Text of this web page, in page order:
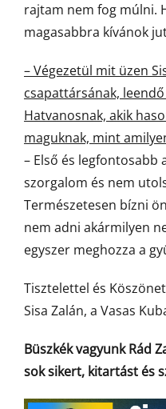
rajtam nem fog múlni.
magasabbra kívánok
– Végezetül mit üzen
csapattársának,
Hatvanosnak, akik
maguknak, mint
– Első és legfontosabb
szorgalom és nem
Természetesen bízni
nem adni akármilyen
egyszer meghozza a
Tisztelettel és
Sisa Zalán, a Vasas
Büszkék vagyunk Rád
sok sikert, kitartást és